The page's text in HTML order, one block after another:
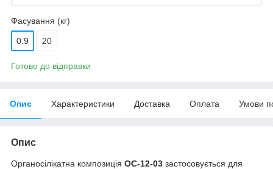
Фасування (кг)
0.9 20
Готово до відправки
Опис Характеристики Доставка Оплата Умови
Опис
Органосілікатна композиція ОС-12-03 застосовується для